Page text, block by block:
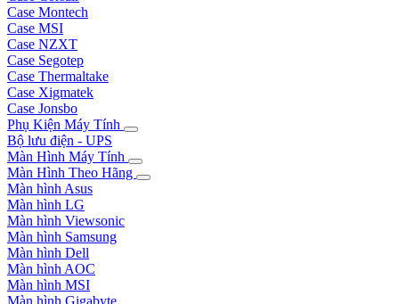
Case Montech
Case MSI
Case NZXT
Case Segotep
Case Thermaltake
Case Xigmatek
Case Jonsbo
Phụ Kiện Máy Tính
Bộ lưu điện - UPS
Màn Hình Máy Tính
Màn Hình Theo Hãng
Màn hình Asus
Màn hình LG
Màn hình Viewsonic
Màn hình Samsung
Màn hình Dell
Màn hình AOC
Màn hình MSI
Màn hình Gigabyte